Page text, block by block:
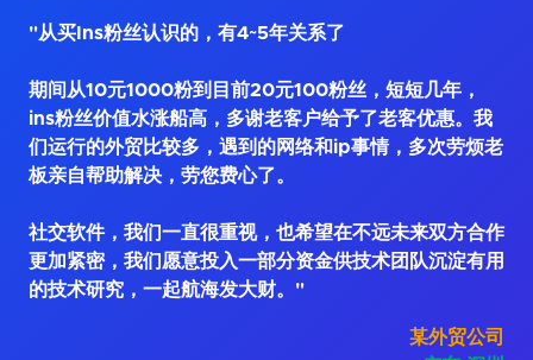
"从买Ins粉丝认识的，有4~5年关系了
期间从10元1000粉到目前20元100粉丝，短短几年，
ins粉丝价值水涨船高，多谢老客户给予了老客优惠。我
们运行的外贸比较多，遇到的网络和ip事情，多次劳烦老
板亲自帮助解决，劳您费心了。
社交软件，我们一直很重视，也希望在不远未来双方合作
更加紧密，我们愿意投入一部分资金供技术团队沉淀有用
的技术研究，一起航海发大财。"
某外贸公司